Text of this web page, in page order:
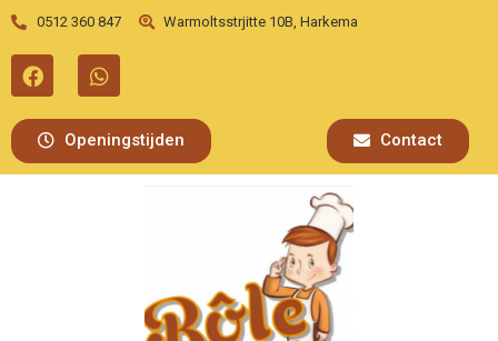
0512 360 847 Warmoltsstrjitte 10B, Harkema
Openingstijden Contact